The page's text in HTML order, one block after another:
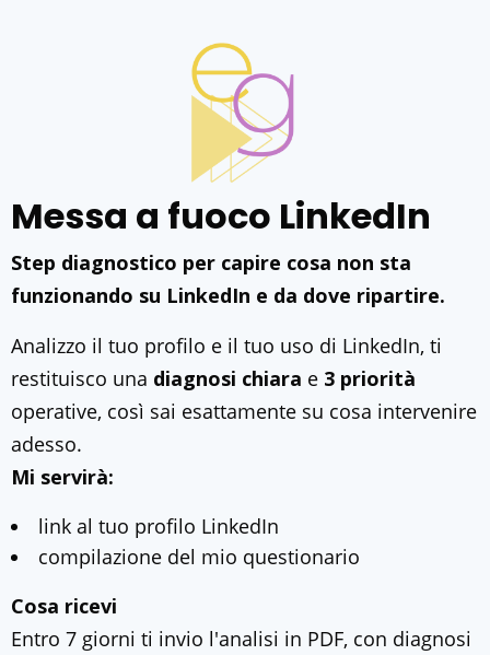
Messa a fuoco LinkedIn
Step diagnostico per capire cosa non sta
funzionando su LinkedIn e da dove ripartire.
Analizzo il tuo profilo e il tuo uso di LinkedIn, ti
restituisco una diagnosi chiara e 3 priorità
operative, così sai esattamente su cosa intervenire
adesso.
Mi servirà:
link al tuo profilo LinkedIn
compilazione del mio questionario
Cosa ricevi
Entro 7 giorni ti invio l'analisi in PDF, con diagnosi